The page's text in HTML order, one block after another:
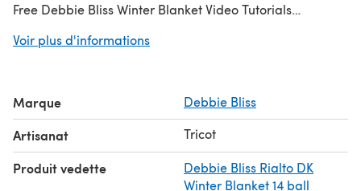
Free Debbie Bliss Winter Blanket Video Tutorials
Part One: Introduction & Heart Motif
Part Four: Star Motif
Part Five: Reindeer Motif/Intarsia
Part Six: Making up and Personalisation
Voir plus d'informations
Marque Debbie Bliss
Artisanat Tricot
Produit vedette
Debbie Bliss Rialto DK
Winter Blanket 14 ball